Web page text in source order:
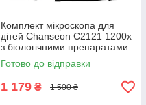
Комплект мікроскопа для
дітей Chanseon С2121 1200x
з біологічними препаратами
GoodPlace -worry-free-
shopping-
Готово до відправки
1 179 ₴ 1 500 ₴